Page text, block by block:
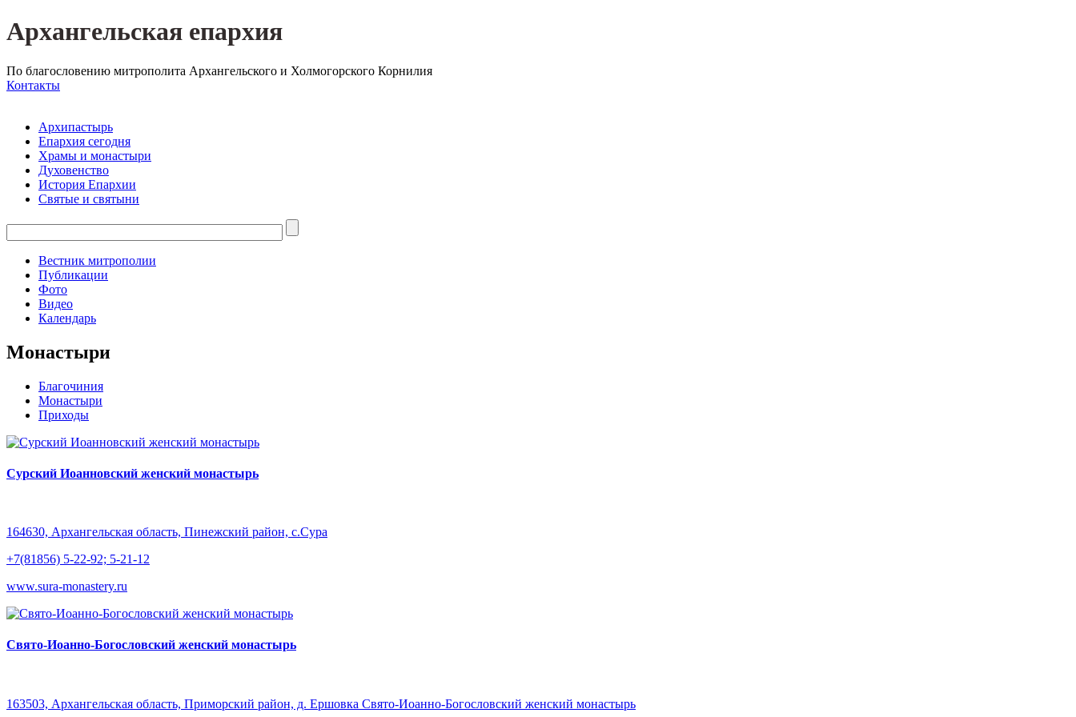
Архангельская епархия
По благословению митрополита Архангельского и Холмогорского Корнилия
Контакты
Архипастырь
Епархия сегодня
Храмы и монастыри
Духовенство
История Епархии
Святые и святыни
Вестник митрополии
Публикации
Фото
Видео
Календарь
Монастыри
Благочиния
Монастыри
Приходы
Сурский Иоанновский женский монастырь
164630, Архангельская область, Пинежский район, с.Сура
+7(81856) 5-22-92; 5-21-12
www.sura-monastery.ru
Свято-Иоанно-Богословский женский монастырь
163503, Архангельская область, Приморский район, д. Ершовка Свято-Иоанно-Богословский женский монастырь